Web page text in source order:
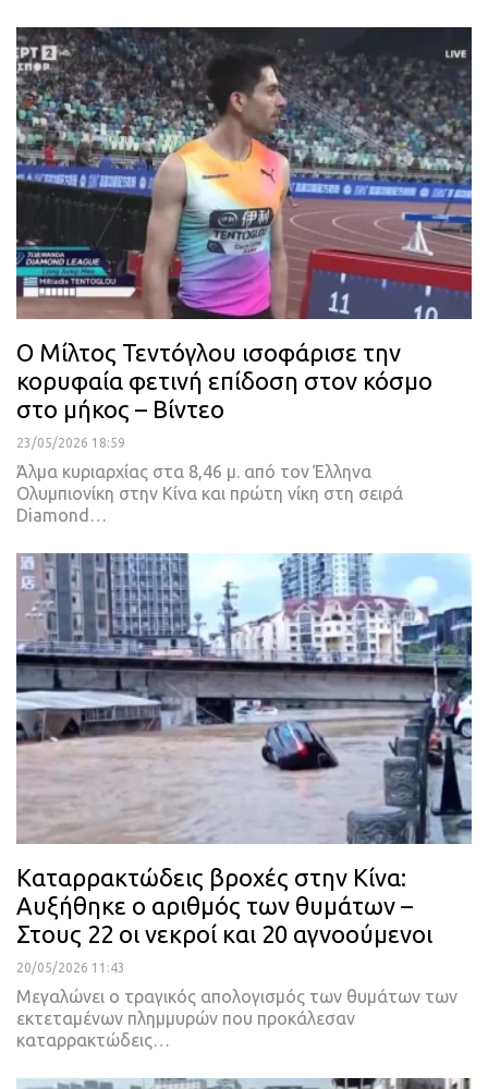
Ο Μίλτος Τεντόγλου ισοφάρισε την
κορυφαία φετινή επίδοση στον κόσμο
στο μήκος – Βίντεο
23/05/2026 18:59
Άλμα κυριαρχίας στα 8,46 μ. από τον Έλληνα
Ολυμπιονίκη στην Κίνα και πρώτη νίκη στη σειρά
Diamond…
Καταρρακτώδεις βροχές στην Κίνα:
Αυξήθηκε ο αριθμός των θυμάτων –
Στους 22 οι νεκροί και 20 αγνοούμενοι
20/05/2026 11:43
Μεγαλώνει ο τραγικός απολογισμός των θυμάτων των
εκτεταμένων πλημμυρών που προκάλεσαν
καταρρακτώδεις…